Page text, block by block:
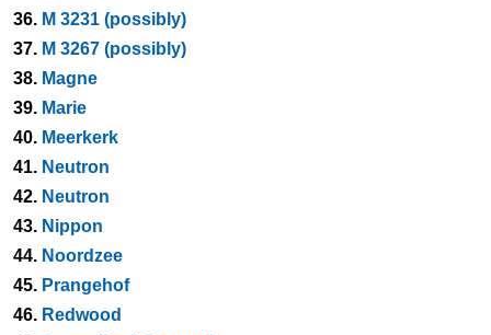
36. M 3231 (possibly)
37. M 3267 (possibly)
38. Magne
39. Marie
40. Meerkerk
41. Neutron
42. Neutron
43. Nippon
44. Noordzee
45. Prangehof
46. Redwood